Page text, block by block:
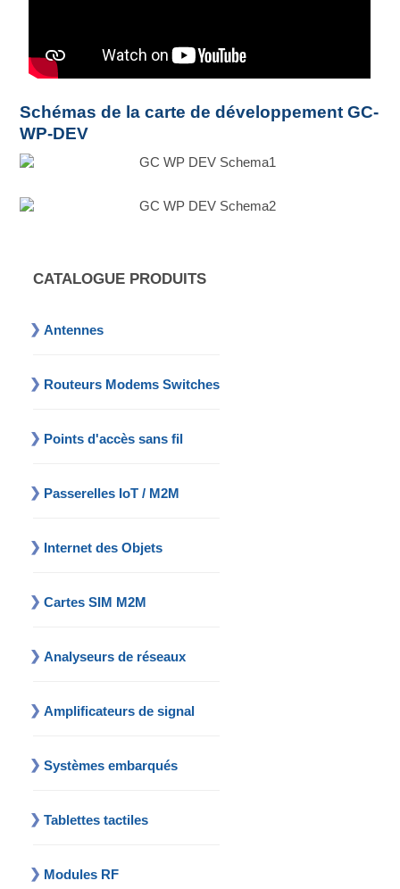
Schémas de la carte de développement GC-
WP-DEV
CATALOGUE PRODUITS
Antennes
Routeurs Modems Switches
Points d'accès sans fil
Passerelles IoT / M2M
Internet des Objets
Cartes SIM M2M
Analyseurs de réseaux
Amplificateurs de signal
Systèmes embarqués
Tablettes tactiles
Modules RF